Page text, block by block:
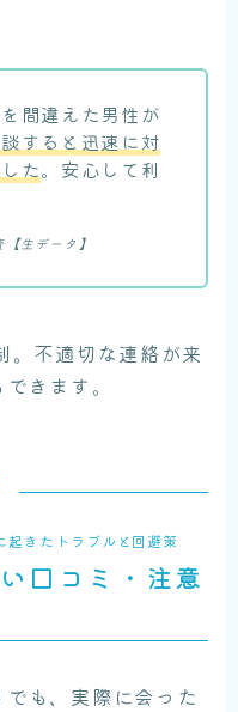
間違えた男性が
すると迅速に対
た。安心して利
生データ】
。不適切な連絡が来
きます。
きたトラブルと回避策
口コミ・注意
も、実際に会った